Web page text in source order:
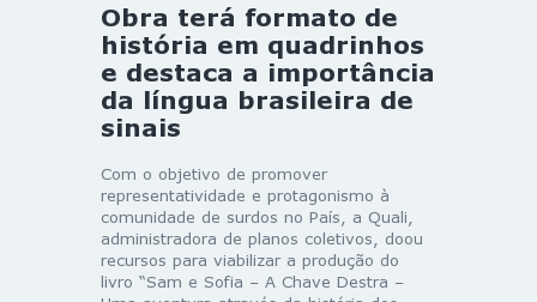
Obra terá formato de
história em quadrinhos
e destaca a importância
da língua brasileira de
sinais
Com o objetivo de promover
representatividade e protagonismo à
comunidade de surdos no País, a Quali,
administradora de planos coletivos, doou
recursos para viabilizar a produção do
livro “Sam e Sofia – A Chave Destra –